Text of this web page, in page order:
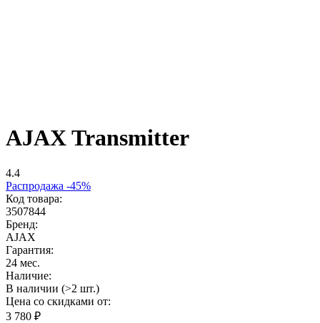
AJAX Transmitter
4.4
Распродажа -45%
Код товара:
3507844
Бренд:
AJAX
Гарантия:
24 мес.
Наличие:
В наличии (>2 шт.)
Цена со скидками от:
3 780 ₽